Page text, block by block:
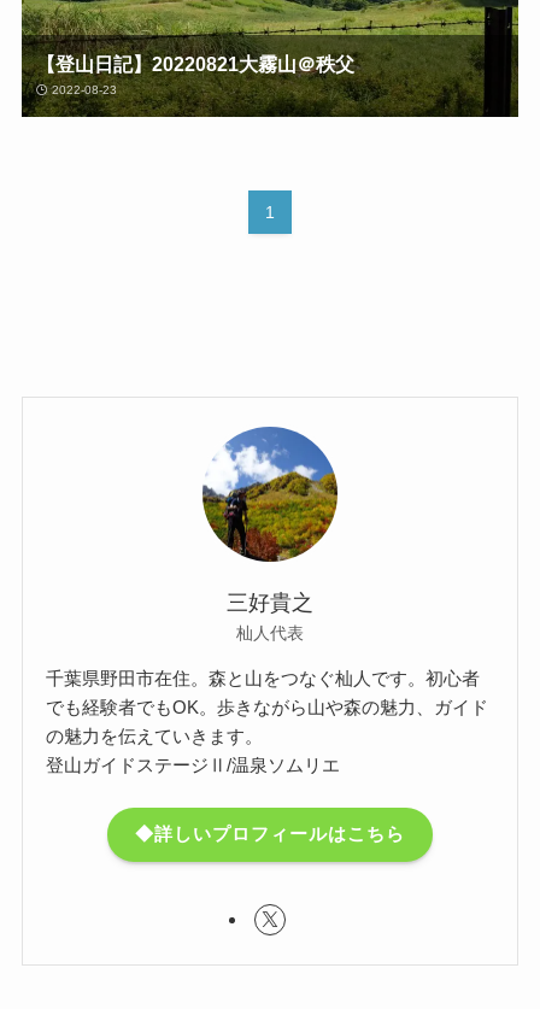
【登山日記】20220821大霧山＠秩父
2022-08-23
1
三好貴之
杣人代表
千葉県野田市在住。森と山をつなぐ杣人です。初心者
でも経験者でもOK。歩きながら山や森の魅力、ガイド
の魅力を伝えていきます。
登山ガイドステージⅡ/温泉ソムリエ
◆詳しいプロフィールはこちら